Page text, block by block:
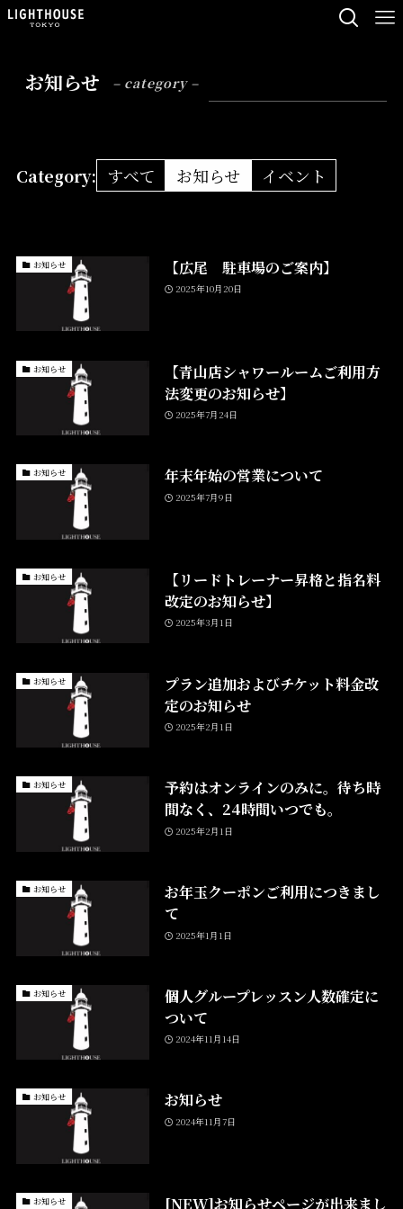
お知らせ – category –
Category: すべて お知らせ イベント
お知らせ 【広尾 駐車場のご案内】
2025年10月20日
お知らせ
【青山店シャワールームご利用方
法変更のお知らせ】
2025年7月24日
お知らせ 年末年始の営業について
2025年7月9日
お知らせ
【リードトレーナー昇格と指名料
改定のお知らせ】
2025年3月1日
お知らせ
プラン追加およびチケット料金改
定のお知らせ
2025年2月1日
お知らせ
予約はオンラインのみに。待ち時
間なく、24時間いつでも。
2025年2月1日
お知らせ
お年玉クーポンご利用につきまし
て
2025年1月1日
お知らせ
個人グループレッスン人数確定に
ついて
2024年11月14日
お知らせ お知らせ
2024年11月7日
お知らせ [NEW]お知らせページが出来まし